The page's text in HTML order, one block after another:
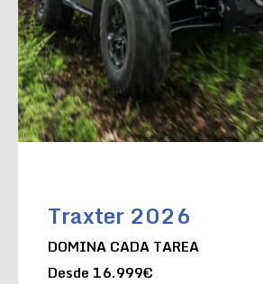
Traxter 2026
DOMINA CADA TAREA
Desde 16.999€